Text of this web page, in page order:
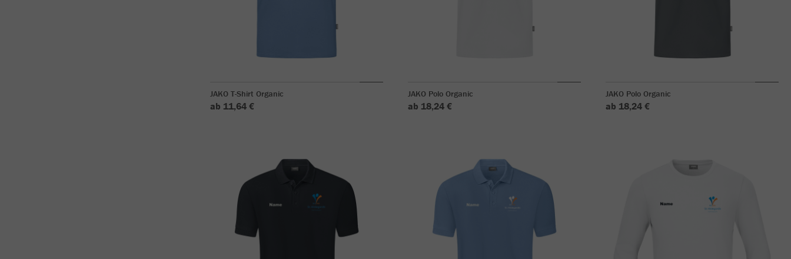
JAKO T-Shirt Organic
ab 11,64 €
JAKO Polo Organic
ab 18,24 €
JAKO Polo Organic
ab 18,24 €